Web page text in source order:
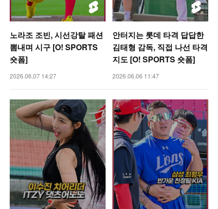
노라조 조빈, 시선강탈 패션
뽐내며 시구 [O! SPORTS
숏폼]
2026.06.07 14:27
안터지는 롯데 타격 답답한
김태형 감독, 직접 나선 타격
지도 [O! SPORTS 숏폼]
2026.06.06 11:47